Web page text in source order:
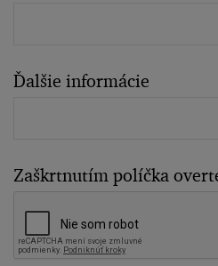
Ďalšie informácie
Zaškrtnutím políčka